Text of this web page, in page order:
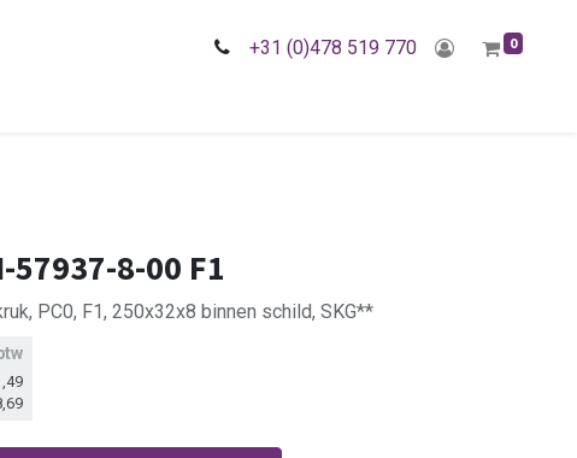
+31 (0)478 519 770 0
57937-8-00 F1
PC0, F1, 250x32x8 binnen schild, SKG**